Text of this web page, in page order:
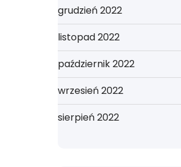
grudzień 2022
listopad 2022
październik 2022
wrzesień 2022
sierpień 2022